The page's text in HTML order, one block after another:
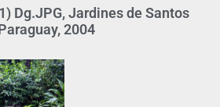
Dg.JPG, Jardines de Santos
2004